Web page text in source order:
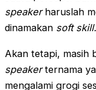
speaker haruslah
dinamakan soft skill.
Akan tetapi, masih
speakerternama
mengalami grogi